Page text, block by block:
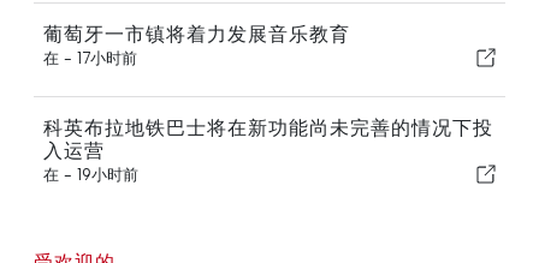
葡萄牙一市镇将着力发展音乐教育
在 - 17小时前
科英布拉地铁巴士将在新功能尚未完善的情况下投
入运营
在 - 19小时前